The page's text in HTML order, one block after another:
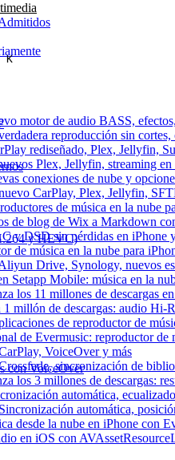
K
motor de audio BASS,
reproducción sin
rediseñado, Plex, Jellyfin,
Plex, Jellyfin, streaming
conexiones de nube y
CarPlay, Plex, Jellyfin,
de música en la nube
de blog de Wix a Markdown
y DSD sin pérdidas en iPhone
de música en la nube para
Drive, Synology, nuevos
Setapp Mobile: música en la
los 11 millones de descargas
1 millón de descargas: audio Hi-
de reproductor de
de Evermusic: reproductor de
VoiceOver y más
sincronización de
los 3 millones de descargas:
automática,
automática,
desde la nube en iPhone con
en iOS con
y HEVC)
con VoiceOver